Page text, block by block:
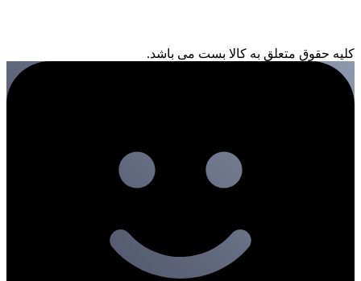
کلیه حقوق متعلق به کالا بست می باشد.